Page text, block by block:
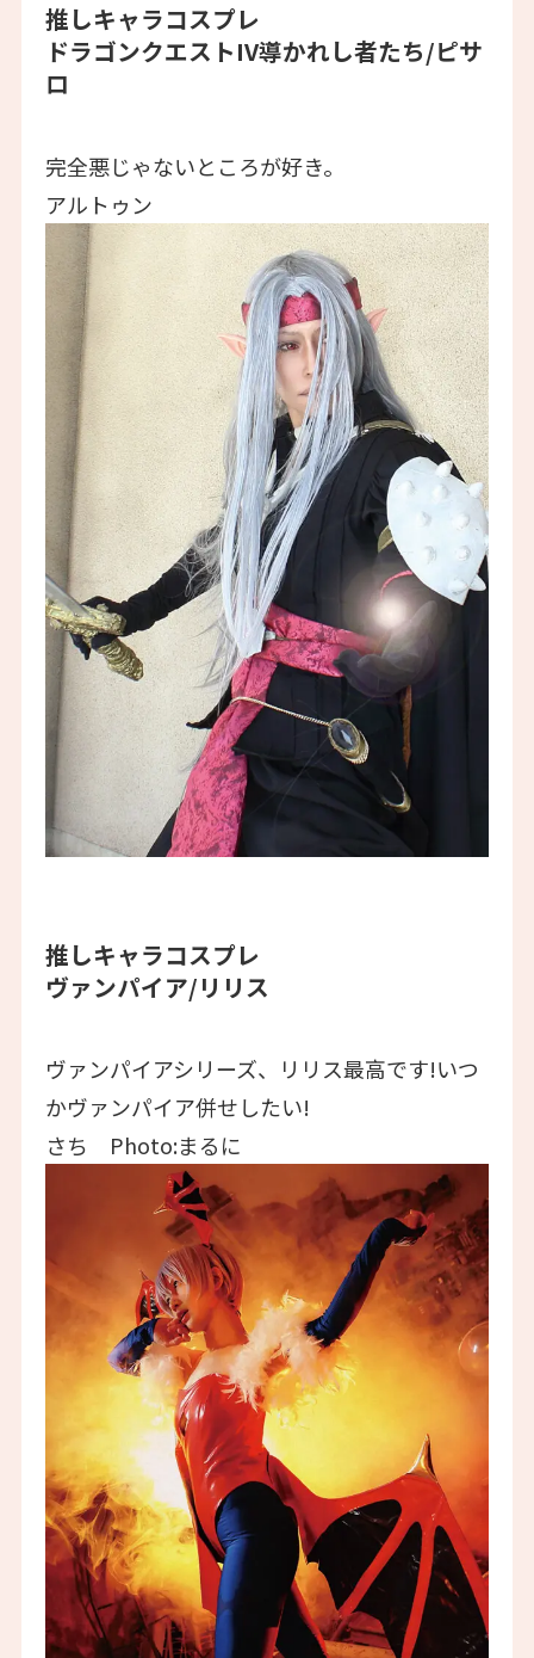
推しキャラコスプレ
ドラゴンクエストIV導かれし者たち/ピサ
ロ
完全悪じゃないところが好き。
アルトゥン
推しキャラコスプレ
ヴァンパイア/リリス
ヴァンパイアシリーズ、リリス最高です!いつ
かヴァンパイア併せしたい!
さち Photo:まるに